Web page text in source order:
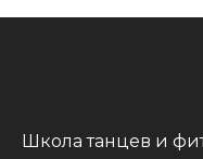
Школа танцев и